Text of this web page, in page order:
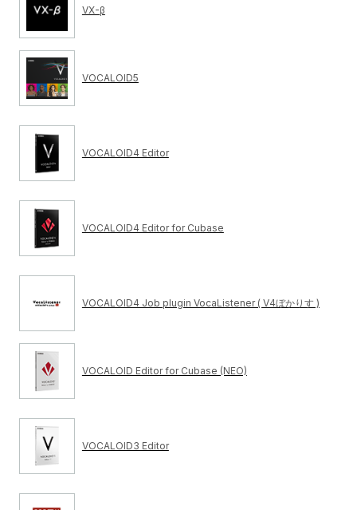
VX-β
VOCALOID5
VOCALOID4 Editor
VOCALOID4 Editor for Cubase
VOCALOID4 Job plugin VocaListener ( V4ぼかりす )
VOCALOID Editor for Cubase (NEO)
VOCALOID3 Editor